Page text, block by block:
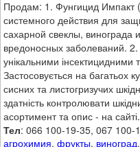
Продам: 1. Фунгицид Импакт
системного действия для
сахарной свеклы, винограда
вредоносных заболеваний.
унікальними
Застосовується на багатьох
сисних та листогризучих
здатність контролювати
асортимент та опис - на сайті.
Тел: 066 100-19-35, 067 100-
агрохимия,фрукты, виноград